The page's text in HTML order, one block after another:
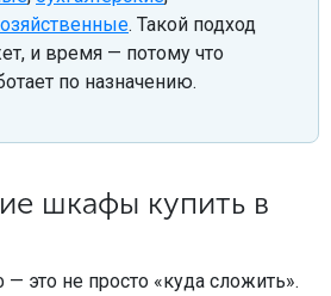
. Такой подход
и время — потому что
по назначению.
шкафы купить в
это не просто «куда сложить».